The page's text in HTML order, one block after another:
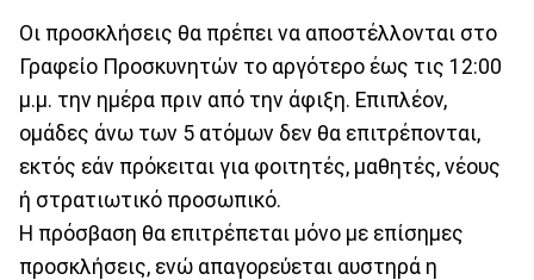
Οι προσκλήσεις θα πρέπει να αποστέλλονται στο
Γραφείο Προσκυνητών το αργότερο έως τις 12:00
μ.μ. την ημέρα πριν από την άφιξη. Επιπλέον,
ομάδες άνω των 5 ατόμων δεν θα επιτρέπονται,
εκτός εάν πρόκειται για φοιτητές, μαθητές, νέους
ή στρατιωτικό προσωπικό.
Η πρόσβαση θα επιτρέπεται μόνο με επίσημες
προσκλήσεις, ενώ απαγορεύεται αυστηρά η